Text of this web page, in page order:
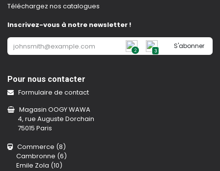
Téléchargez nos catalogues
Inscrivez-vous à notre newsletter !
2 3
S'abonner
Pour nous contacter
Formulaire de contact
Magasin OOGY WAWA
4, rue Auguste Dorchain
75015 Paris
Commerce (8)
Cambronne (6)
Emile Zola (10)